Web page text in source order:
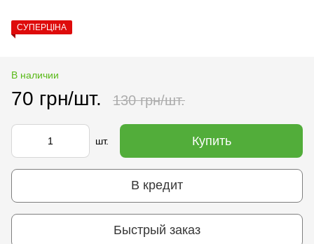
СУПЕРЦІНА
В наличии
70 грн/шт. 130 грн/шт.
шт. Купить
В кредит
Быстрый заказ